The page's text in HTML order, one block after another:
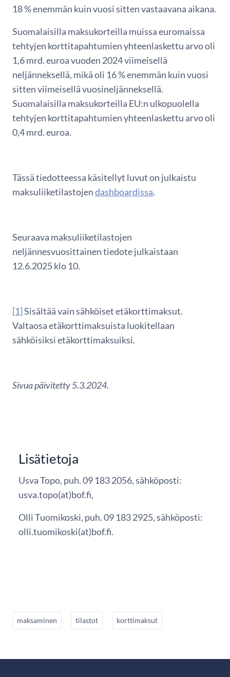
18 % enemmän kuin vuosi sitten vastaavana aikana.
Suomalaisilla maksukorteilla muissa euromaissa
tehtyjen korttitapahtumien yhteenlaskettu arvo oli
1,6 mrd. euroa vuoden 2024 viimeisellä
neljänneksellä, mikä oli 16 % enemmän kuin vuosi
sitten viimeisellä vuosineljänneksellä.
Suomalaisilla maksukorteilla EU:n ulkopuolella
tehtyjen korttitapahtumien yhteenlaskettu arvo oli
0,4 mrd. euroa.
Tässä tiedotteessa käsitellyt luvut on julkaistu
maksuliiketilastojendashboardissa.
Seuraava maksuliiketilastojen
neljännesvuosittainen tiedote julkaistaan
12.6.2025 klo 10.
[1]Sisältää vain sähköiset etäkorttimaksut.
Valtaosa etäkorttimaksuista luokitellaan
sähköisiksi etäkorttimaksuiksi.
Sivua päivitetty 5.3.2024.
Lisätietoja
Usva Topo, puh. 09 183 2056, sähköposti:
usva.topo(at)bof.fi,
Olli Tuomikoski, puh. 09 183 2925, sähköposti:
olli.tuomikoski(at)bof.fi.
maksaminen tilastot korttimaksut